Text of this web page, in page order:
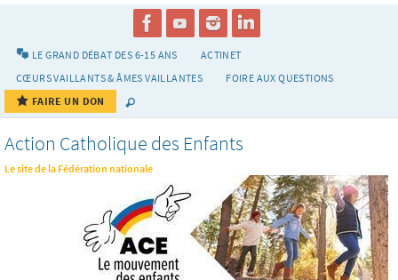
LE GRAND DÉBAT DES 6-15 ANS
ACTINET
CŒURS VAILLANTS & ÂMES VAILLANTES
FOIRE AUX QUESTIONS
FAIRE UN DON
Action Catholique des Enfants
Le site de la Fédération nationale